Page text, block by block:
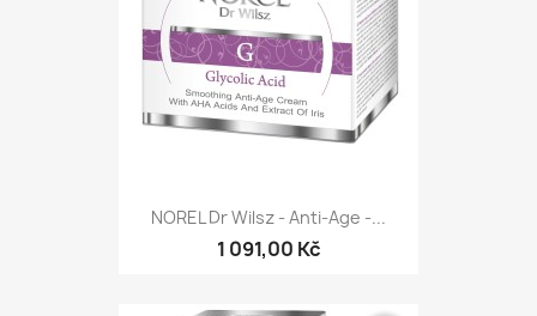
NOREL Dr Wilsz - Anti-Age -...
1 091,00 Kč